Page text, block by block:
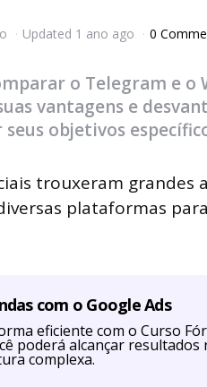
Updated 1 ano ago 0
o Telegram e o
vantagens e
objetivos
trouxeram grandes
plataformas
com o Google Ads
eficiente com o Curso
poderá alcançar
complexa.